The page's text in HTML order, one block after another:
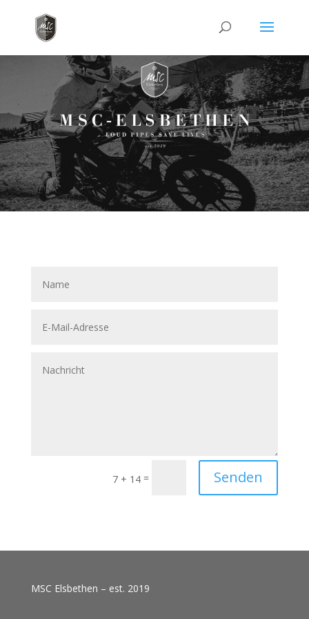
Kontakt
7 + 14 = Senden
MSC Elsbethen – est. 2019